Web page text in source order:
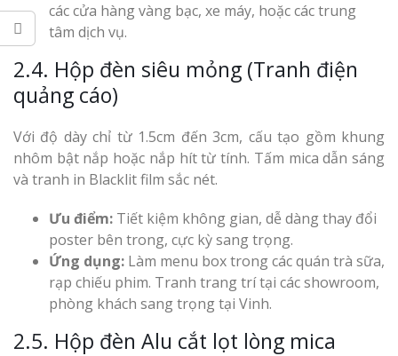
các cửa hàng vàng bạc, xe máy, hoặc các trung
tâm dịch vụ.
2.4. Hộp đèn siêu mỏng (Tranh điện
quảng cáo)
Với độ dày chỉ từ 1.5cm đến 3cm, cấu tạo gồm khung
nhôm bật nắp hoặc nắp hít từ tính. Tấm mica dẫn sáng
và tranh in Blacklit film sắc nét.
Ưu điểm: Tiết kiệm không gian, dễ dàng thay đổi
poster bên trong, cực kỳ sang trọng.
Ứng dụng: Làm menu box trong các quán trà sữa,
rạp chiếu phim. Tranh trang trí tại các showroom,
phòng khách sang trọng tại Vinh.
2.5. Hộp đèn Alu cắt lọt lòng mica